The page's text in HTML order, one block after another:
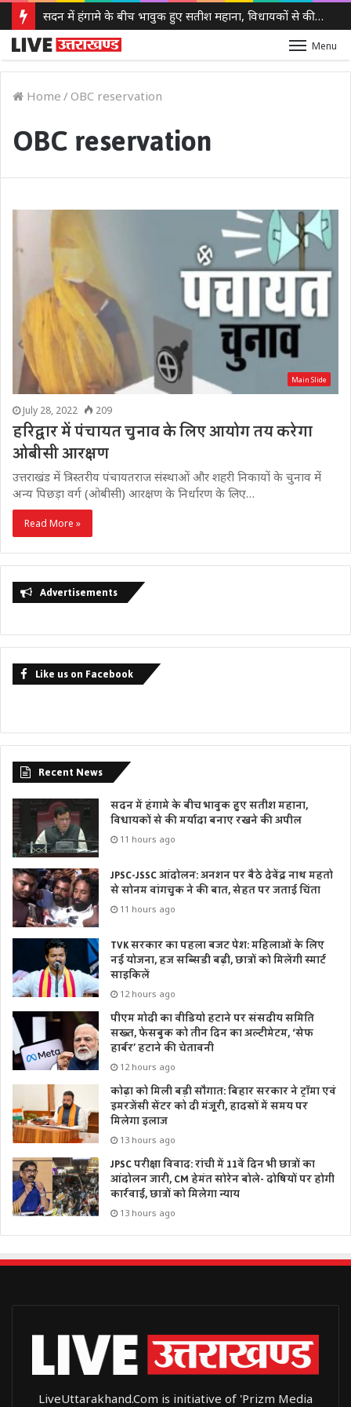
सदन में हंगामे के बीच भावुक हुए सतीश महाना, विधायकों से की मर्यादा बनाए रखने की अपील
Menu
Home /OBC reservation
OBC reservation
Main Slide
July 28, 2022 209
हरिद्वार में पंचायत चुनाव के लिए आयोग तय करेगा
ओबीसी आरक्षण
उत्तराखंड में त्रिस्तरीय पंचायतराज संस्थाओं और शहरी निकायों के चुनाव में
अन्य पिछड़ा वर्ग (ओबीसी) आरक्षण के निर्धारण के लिए…
Read More »
Advertisements
Like us on Facebook
Recent News
सदन में हंगामे के बीच भावुक हुए सतीश महाना,
विधायकों से की मर्यादा बनाए रखने की अपील
11 hours ago
JPSC-JSSC आंदोलन: अनशन पर बैठे देवेंद्र नाथ महतो
से सोनम वांगचुक ने की बात, सेहत पर जताई चिंता
11 hours ago
TVK सरकार का पहला बजट पेश: महिलाओं के लिए
नई योजना, हज सब्सिडी बढ़ी, छात्रों को मिलेंगी स्मार्ट
साइकिलें
12 hours ago
पीएम मोदी का वीडियो हटाने पर संसदीय समिति
सख्त, फेसबुक को तीन दिन का अल्टीमेटम, ‘सेफ
हार्बर’ हटाने की चेतावनी
12 hours ago
कोढ़ा को मिली बड़ी सौगात: बिहार सरकार ने ट्रॉमा एवं
इमरजेंसी सेंटर को दी मंजूरी, हादसों में समय पर
मिलेगा इलाज
13 hours ago
JPSC परीक्षा विवाद: रांची में 11वें दिन भी छात्रों का
आंदोलन जारी, CM हेमंत सोरेन बोले- दोषियों पर होगी
कार्रवाई, छात्रों को मिलेगा न्याय
13 hours ago
LiveUttarakhand.Com is initiative of 'Prizm Media